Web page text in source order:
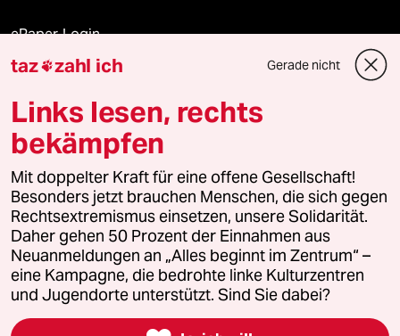
ePaper Login
Downloads für Abonnierende
© 2026 taz Verlags und Vertriebs GmbH
Alle Rechte vorbehalten. Bei rechtlichen Fragen oder für Genehmigungen
wenden Sie sich bitte an
lizenzen@taz.de
Feedback Redaktionsstatut Kommune-Richtlinien
Leitlinie Informant Datenschutz Impressum AGB
Seitenwende Einwilligungen widerrufen (Ads)
taz zahl ich Gerade nicht
Links lesen, rechts
bekämpfen
Mit doppelter Kraft für eine offene Gesellschaft!
Besonders jetzt brauchen Menschen, die sich gegen
Rechtsextremismus einsetzen, unsere Solidarität.
Daher gehen 50 Prozent der Einnahmen aus
Neuanmeldungen an „Alles beginnt im Zentrum“ –
eine Kampagne, die bedrohte linke Kulturzentren
und Jugendorte unterstützt. Sind Sie dabei?